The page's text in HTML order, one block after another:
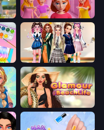
Valentine's Day Proposal
Back To School: Uniforms Edition
Glamour Beach Life